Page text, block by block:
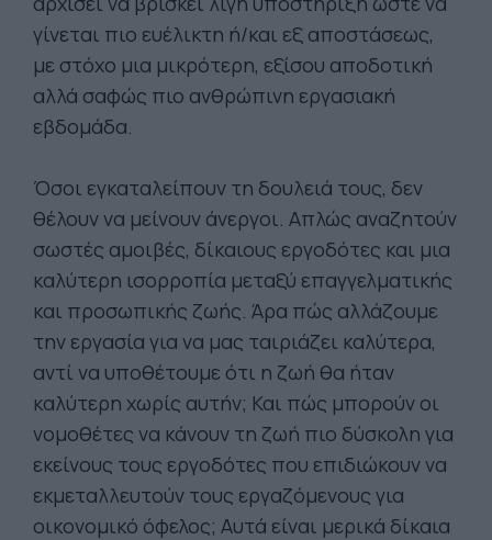
γίνεται πιο ευέλικτη ή/και εξ αποστάσεως,
με στόχο μια μικρότερη, εξίσου αποδοτική
αλλά σαφώς πιο ανθρώπινη εργασιακή
εβδομάδα.
Όσοι εγκαταλείπουν τη δουλειά τους, δεν
θέλουν να μείνουν άνεργοι. Απλώς αναζητούν
σωστές αμοιβές, δίκαιους εργοδότες και μια
καλύτερη ισορροπία μεταξύ επαγγελματικής
και προσωπικής ζωής. Άρα πώς αλλάζουμε
την εργασία για να μας ταιριάζει καλύτερα,
αντί να υποθέτουμε ότι η ζωή θα ήταν
καλύτερη χωρίς αυτήν; Και πώς μπορούν οι
νομοθέτες να κάνουν τη ζωή πιο δύσκολη για
εκείνους τους εργοδότες που επιδιώκουν να
εκμεταλλευτούν τους εργαζόμενους για
οικονομικό όφελος; Αυτά είναι μερικά δίκαια